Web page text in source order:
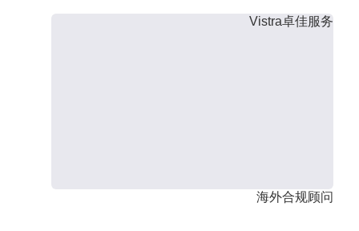
Vistra卓佳服务
海外合规顾问